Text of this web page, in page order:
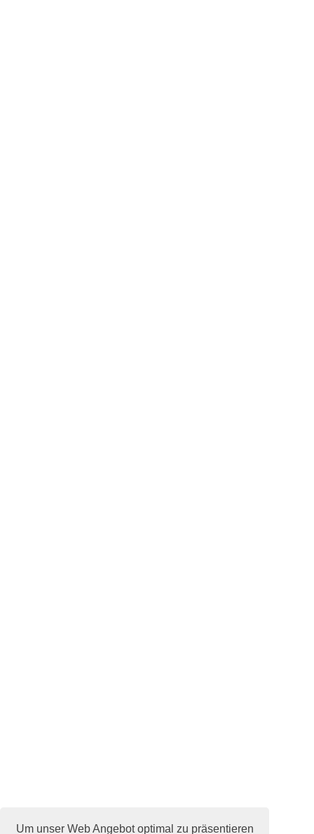
Um unser Web Angebot optimal zu präsentieren